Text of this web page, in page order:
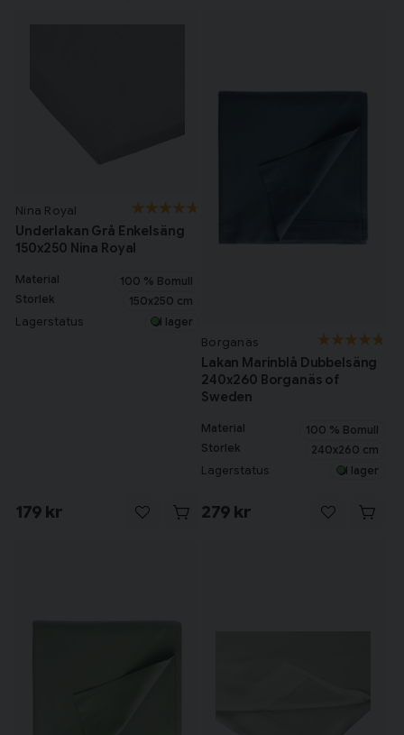
Nina Royal
Underlakan Grå Enkelsäng
150x250 Nina Royal
Material
100 % Bomull
Storlek
150x250 cm
Lagerstatus I lager
179 kr
Borganäs
Lakan Marinblå Dubbelsäng
240x260 Borganäs of
Sweden
Material
100 % Bomull
Storlek
240x260 cm
Lagerstatus I lager
279 kr